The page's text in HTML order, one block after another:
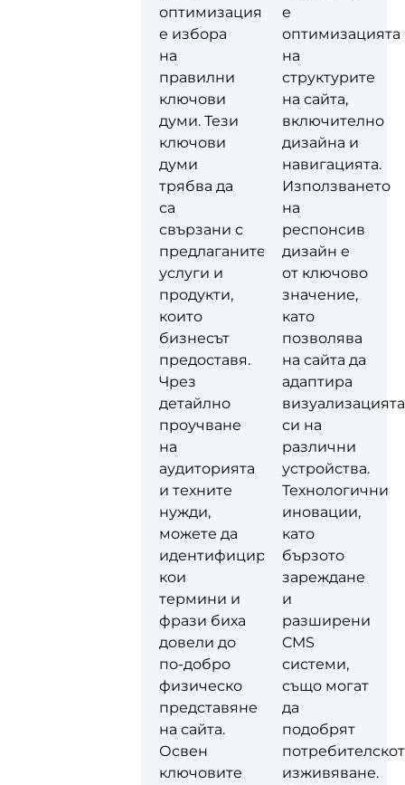
оптимизация
е избора
на
правилни
ключови
думи. Тези
ключови
думи
трябва да
са
свързани с
предлаганите
услуги и
продукти,
които
бизнесът
предоставя.
Чрез
детайлно
проучване
на
аудиторията
и техните
нужди,
можете да
идентифицирате
кои
термини и
фрази биха
довели до
по-добро
физическо
представяне
на сайта.
Освен
ключовите
е
оптимизацията
на
структурите
на сайта,
включително
дизайна и
навигацията.
Използването
на
респонсив
дизайн е
от ключово
значение,
като
позволява
на сайта да
адаптира
визуализацията
си на
различни
устройства.
Технологични
иновации,
като
бързото
зареждане
и
разширени
CMS
системи,
също могат
да
подобрят
изживяване.